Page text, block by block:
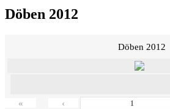
Döben 2012
Döben 2012
« ‹